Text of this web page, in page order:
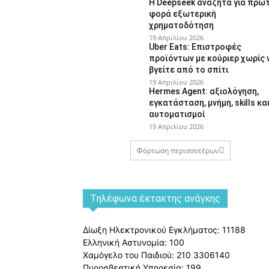
Η Deepseek αναζητά για
φορά εξωτερική
χρηματοδότηση
19 Απριλίου 2026
Uber Eats: Επιστροφές
προϊόντων με κούριερ χωρίς
βγείτε από το σπίτι
19 Απριλίου 2026
Hermes Agent: αξιολόγηση,
εγκατάσταση, μνήμη, skills και
αυτοματισμοί
19 Απριλίου 2026
Φόρτωση περισσοτέρων
Tηλέφωνα έκτακτης ανάγκης
Δίωξη Ηλεκτρονικού Εγκλήματος: 11188
Ελληνική Αστυνομία: 100
Χαμόγελο του Παιδιού: 210 3306140